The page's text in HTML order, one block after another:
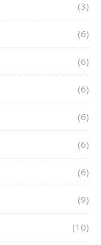
(3)
(6)
(6)
(6)
(6)
(6)
(6)
(9)
(10)